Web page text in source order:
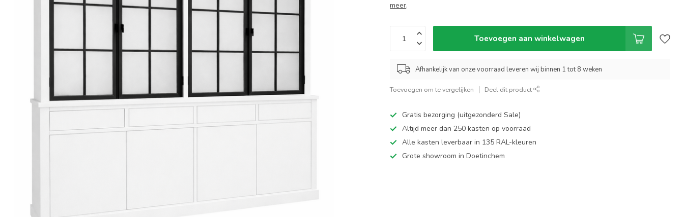
meer.
Toevoegen aan winkelwagen
Afhankelijk van onze voorraad leveren wij binnen 1 tot 8 weken
Toevoegen om te vergelijken Deel dit product
Gratis bezorging (uitgezonderd Sale)
Altijd meer dan 250 kasten op voorraad
Alle kasten leverbaar in 135 RAL-kleuren
Grote showroom in Doetinchem